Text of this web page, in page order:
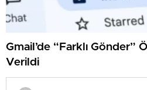
Gmail’de “Farklı Gönder”
Verildi